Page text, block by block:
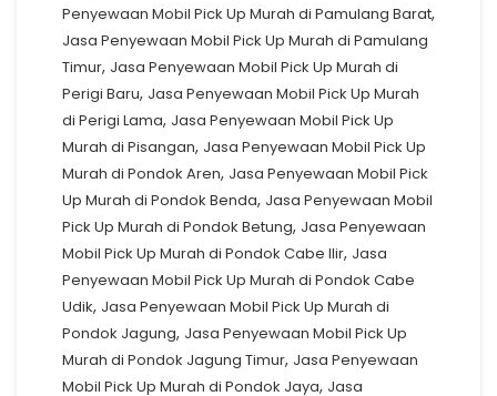
Penyewaan Mobil Pick Up Murah di Pamulang Barat,
Jasa Penyewaan Mobil Pick Up Murah di Pamulang
Timur, Jasa Penyewaan Mobil Pick Up Murah di
Perigi Baru, Jasa Penyewaan Mobil Pick Up Murah
di Perigi Lama, Jasa Penyewaan Mobil Pick Up
Murah di Pisangan, Jasa Penyewaan Mobil Pick Up
Murah di Pondok Aren, Jasa Penyewaan Mobil Pick
Up Murah di Pondok Benda, Jasa Penyewaan Mobil
Pick Up Murah di Pondok Betung, Jasa Penyewaan
Mobil Pick Up Murah di Pondok Cabe Ilir, Jasa
Penyewaan Mobil Pick Up Murah di Pondok Cabe
Udik, Jasa Penyewaan Mobil Pick Up Murah di
Pondok Jagung, Jasa Penyewaan Mobil Pick Up
Murah di Pondok Jagung Timur, Jasa Penyewaan
Mobil Pick Up Murah di Pondok Jaya, Jasa